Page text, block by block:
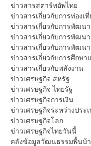
ข่าวสารสตาร์ทอัพไทย
ข่าวสารเกี่ยวกับการท่องเที่
ข่าวสารเกี่ยวกับการพัฒน
ข่าวสารเกี่ยวกับการพัฒน
ข่าวสารเกี่ยวกับการพัฒน
ข่าวสารเกี่ยวกับการศึกษา
ข่าวสารเกี่ยวกับพลังงาน
ข่าวเศรษฐกิจ สหรัฐ
ข่าวเศรษฐกิจ ไทยรัฐ
ข่าวเศรษฐกิจการเงิน
ข่าวเศรษฐกิจระหว่างประ
ข่าวเศรษฐกิจโลก
ข่าวเศรษฐกิจไทยวันนี้
คลังข้อมูลวัฒนธรรมพื้นบ้